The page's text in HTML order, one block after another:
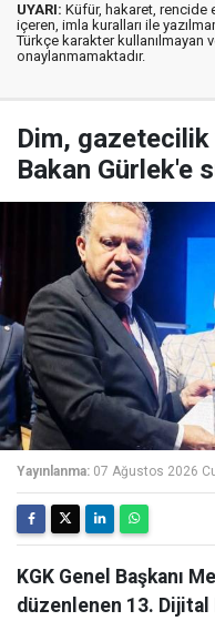
UYARI: Küfür, hakaret, rencide
içeren, imla kuralları ile
Türkçe karakter kullanılmayan
onaylanmamaktadır.
Dim, gazetecilik
Bakan Gürlek'e
Yayınlanma: 07 Ağustos 2026
KGK Genel Başkanı
düzenlenen 13. Dijital